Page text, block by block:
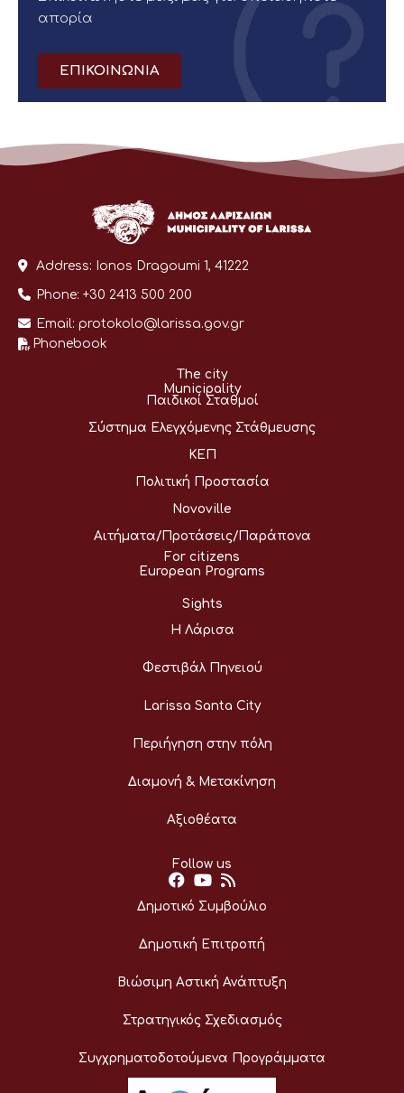
απορία
ΕΠΙΚΟΙΝΩΝΙΑ
Address: Ionos Dragoumi 1, 41222
Phone: +30 2413 500 200
Email: protokolo@larissa.gov.gr
Phonebook
The city
Municipality
Παιδικοί Σταθμοί
Σύστημα Ελεγχόμενης Στάθμευσης
ΚΕΠ
Πολιτική Προστασία
Novoville
Αιτήματα/Προτάσεις/Παράπονα
For citizens
European Programs
Sights
Η Λάρισα
Φεστιβάλ Πηνειού
Larissa Santa City
Περιήγηση στην πόλη
Διαμονή & Μετακίνηση
Αξιοθέατα
Follow us
Δημοτικό Συμβούλιο
Δημοτική Επιτροπή
Βιώσιμη Αστική Ανάπτυξη
Στρατηγικός Σχεδιασμός
Συγχρηματοδοτούμενα Προγράμματα